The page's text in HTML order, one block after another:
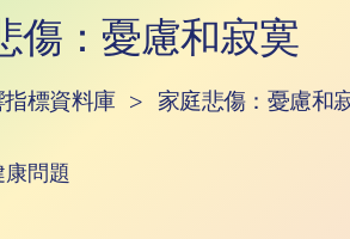
傷：憂慮和寂寞
標資料庫 > 家庭悲傷：憂慮和
問題